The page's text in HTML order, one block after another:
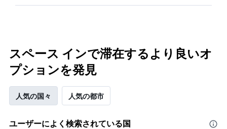
スペース インで滞在するより良いオ
プションを発見
人気の国々 人気の都市
ユーザーによく検索されている国